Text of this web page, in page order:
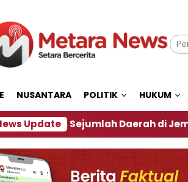
NUSANTARA POLITIK HUKUM
Update
Sejumlah Daerah di Jember